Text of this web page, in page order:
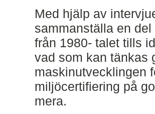
Med hjälp av
sammanställa en
från 1980- talet tills
vad som kan tänkas
maskinutvecklingen
miljöcertifiering på
mera.